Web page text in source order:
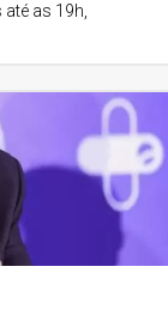
as 19h,